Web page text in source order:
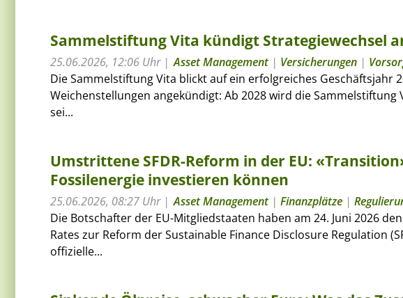
Sammelstiftung Vita kündigt Strategiewechsel
25.06.2026, 12:06 Uhr Asset Management| Versicherungen |
Die Sammelstiftung Vita blickt auf ein erfolgreiches Geschäftsjahr
Weichenstellungen angekündigt: Ab 2028 wird die
sei...
Umstrittene SFDR-Reform in der EU:
Fossilenergie investieren können
25.06.2026, 08:27 Uhr Asset Management| Finanzplätze |
Die Botschafter der EU-Mitgliedstaaten haben am 24. Juni 2026
Rates zur Reform der Sustainable Finance Disclosure Regulation
offizielle...